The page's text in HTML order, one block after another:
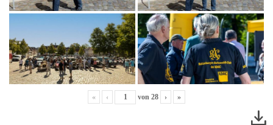
« ‹ von 28 › »